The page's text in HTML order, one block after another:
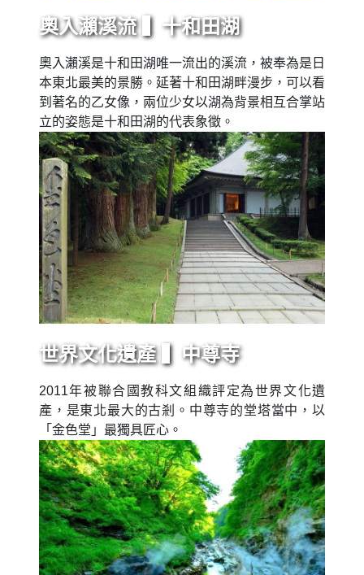
奧入瀨溪流 ▍十和田湖
奧入瀨溪是十和田湖唯一流出的溪流，被奉為是日
本東北最美的景勝。延著十和田湖畔漫步，可以看
到著名的乙女像，兩位少女以湖為背景相互合掌站
立的姿態是十和田湖的代表象徵。
世界文化遺產 ▍中尊寺
2011年被聯合國教科文組織評定為世界文化遺
產，是東北最大的古剎。中尊寺的堂塔當中，以
「金色堂」最獨具匠心。